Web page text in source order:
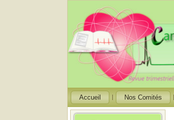
Accueil Nos Comités